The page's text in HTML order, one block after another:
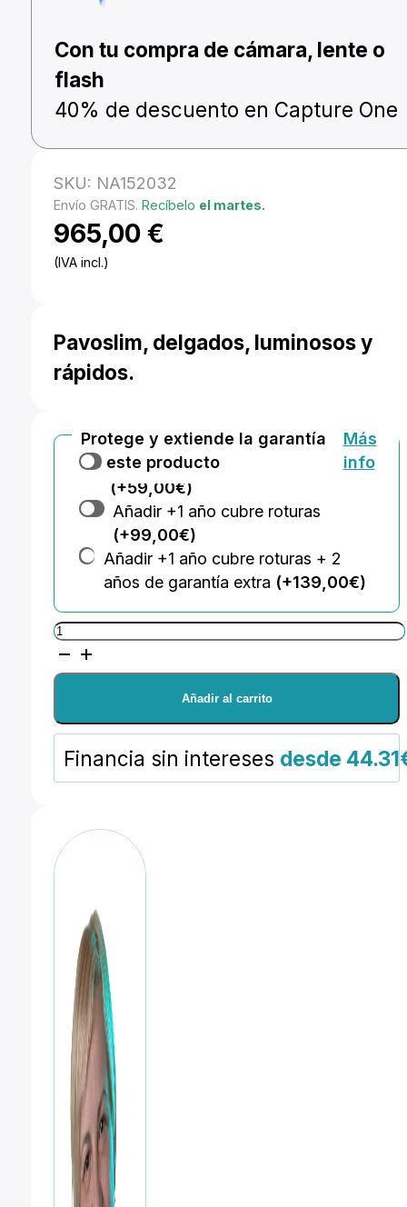
Con tu compra de cámara, lente o
flash
40% de descuento en Capture One
SKU: NA152032
Envío GRATIS.Recíbelo el martes.
965,00€
(IVA incl.)
Pavoslim, delgados, luminosos y
rápidos.
Protege y extiende la garantía
de este producto
Más
info
Añadir +2 años de garantía extra
(+59,00€)
Añadir +1 año cubre roturas
(+99,00€)
Añadir +1 año cubre roturas + 2
años de garantía extra (+139,00€)
Nanlite
Panel
Nanlite
PavoSlim
120C
Led
cantidad
Añadir al carrito
Financia sin intereses desde